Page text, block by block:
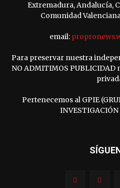
Extremadura, Andalucía,
Comunidad
email:
Para preservar nuestra
NO ADMITIMOS
Pertenecemos al GPIE
INVESTIGACIÓN